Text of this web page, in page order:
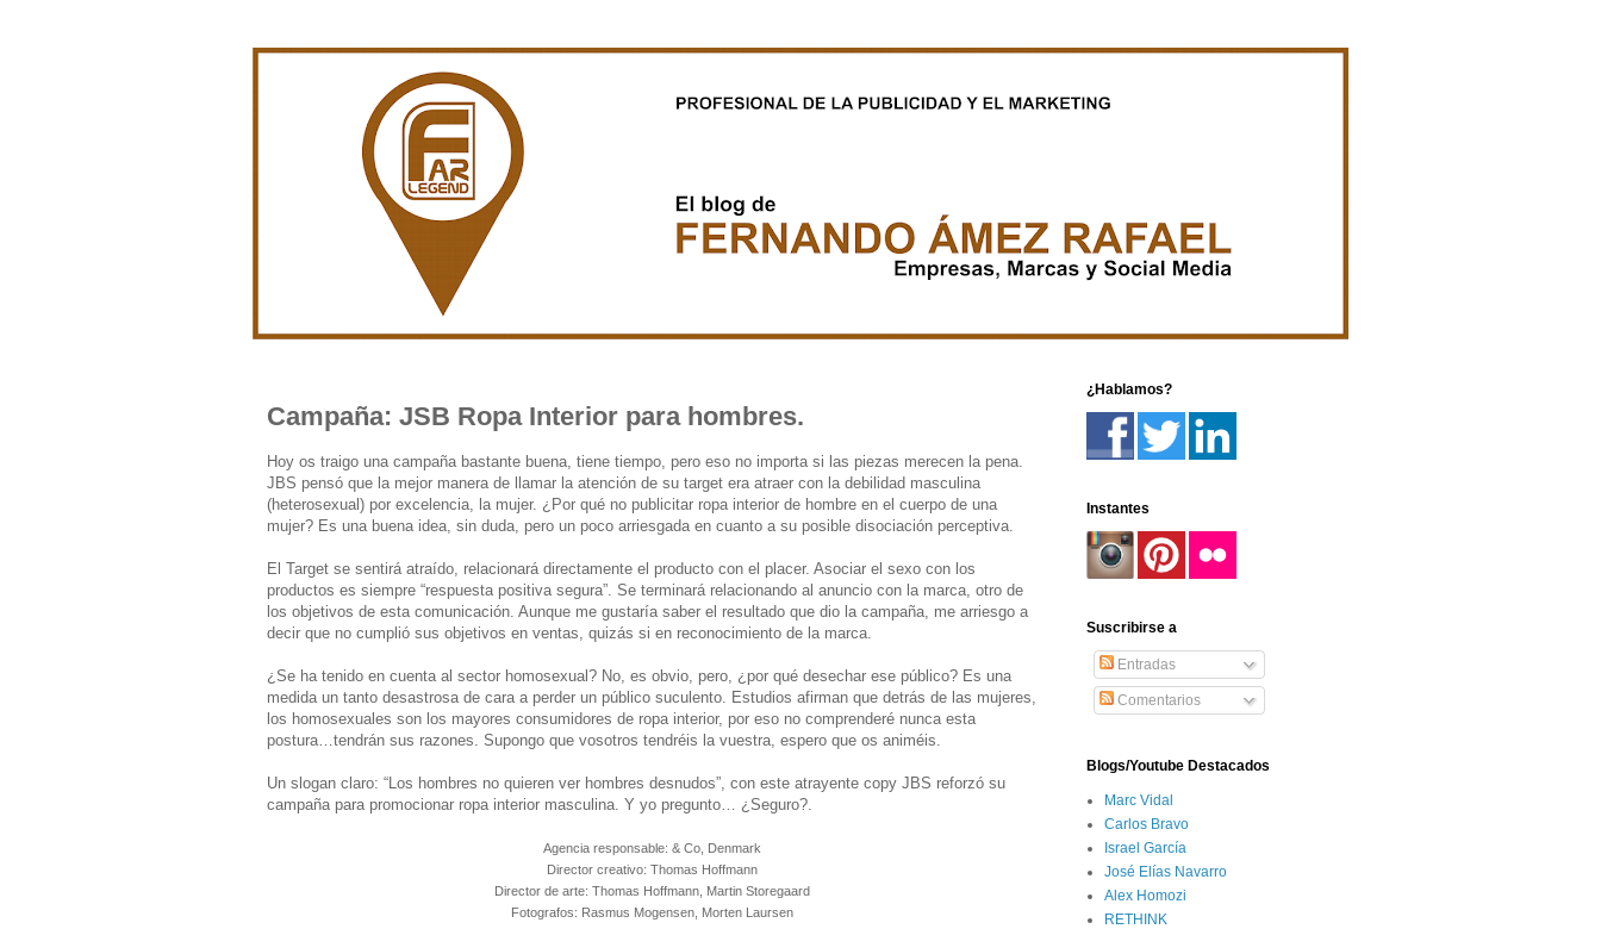
Campaña: JSB Ropa Interior para hombres.
Hoy os traigo una campaña bastante buena, tiene tiempo, pero eso no importa si las piezas merecen la pena.
JBS pensó que la mejor manera de llamar la atención de su target era atraer con la debilidad masculina
(heterosexual) por excelencia, la mujer. ¿Por qué no publicitar ropa interior de hombre en el cuerpo de una
mujer? Es una buena idea, sin duda, pero un poco arriesgada en cuanto a su posible disociación perceptiva.
El Target se sentirá atraído, relacionará directamente el producto con el placer. Asociar el sexo con los
productos es siempre “respuesta positiva segura”. Se terminará relacionando al anuncio con la marca, otro de
los objetivos de esta comunicación. Aunque me gustaría saber el resultado que dio la campaña, me arriesgo a
decir que no cumplió sus objetivos en ventas, quizás si en reconocimiento de la marca.
¿Se ha tenido en cuenta al sector homosexual? No, es obvio, pero, ¿por qué desechar ese público? Es una
medida un tanto desastrosa de cara a perder un público suculento. Estudios afirman que detrás de las mujeres,
los homosexuales son los mayores consumidores de ropa interior, por eso no comprenderé nunca esta
postura…tendrán sus razones. Supongo que vosotros tendréis la vuestra, espero que os animéis.
Un slogan claro: “Los hombres no quieren ver hombres desnudos”, con este atrayente copy JBS reforzó su
campaña para promocionar ropa interior masculina. Y yo pregunto… ¿Seguro?.
Agencia responsable: & Co, Denmark
Director creativo: Thomas Hoffmann
Director de arte: Thomas Hoffmann, Martin Storegaard
Fotografos: Rasmus Mogensen, Morten Laursen
¿Hablamos?
Instantes
Suscribirse a
Entradas
Comentarios
Blogs/Youtube Destacados
Marc Vidal
Carlos Bravo
Israel García
José Elías Navarro
Alex Homozi
RETHINK